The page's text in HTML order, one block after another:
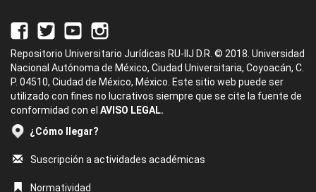
Repositorio Universitario Jurídicas RU-IIJ D.R. © 2018. Universidad
Nacional Autónoma de México, Ciudad Universitaria, Coyoacán, C.
P. 04510, Ciudad de México, México. Este sitio web puede ser
utilizado con fines no lucrativos siempre que se cite la fuente de
conformidad con el AVISO LEGAL.
¿Cómo llegar?
Suscripción a actividades académicas
Normatividad